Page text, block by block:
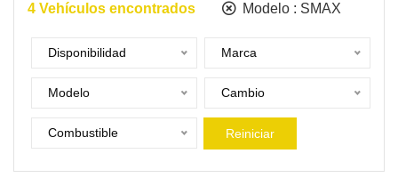
4 Vehículos encontrados Modelo : SMAX
Disponibilidad Marca
Modelo Cambio
Combustible Reiniciar